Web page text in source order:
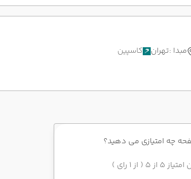
مبدا :تهران کاسپین
چه امتیازی می دهید؟
از 5 ( از 1 رای )